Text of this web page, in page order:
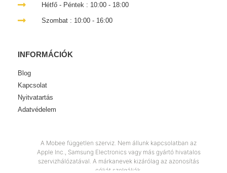
Hétfő - Péntek : 10:00 - 18:00
Szombat : 10:00 - 16:00
INFORMÁCIÓK
Blog
Kapcsolat
Nyitvatartás
Adatvédelem
A Mobee független szerviz. Nem állunk kapcsolatban az
Apple Inc., Samsung Electronics vagy más gyártó hivatalos
szervizhálózatával. A márkanevek kizárólag az azonosítás
célját szolgálják.